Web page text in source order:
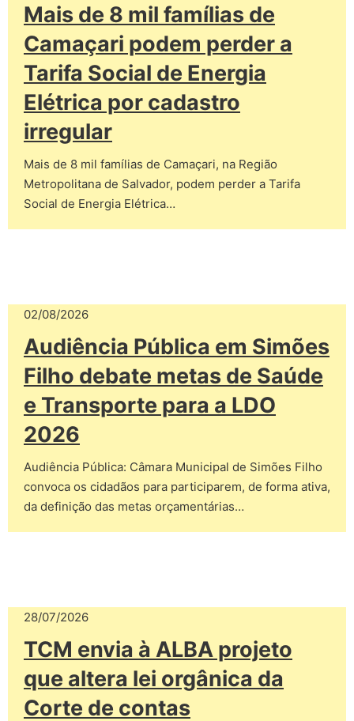
Mais de 8 mil famílias de
Camaçari podem perder a
Tarifa Social de Energia
Elétrica por cadastro
irregular
Mais de 8 mil famílias de Camaçari, na Região
Metropolitana de Salvador, podem perder a Tarifa
Social de Energia Elétrica…
02/08/2026
Audiência Pública em Simões
Filho debate metas de Saúde
e Transporte para a LDO
2026
Audiência Pública: Câmara Municipal de Simões Filho
convoca os cidadãos para participarem, de forma ativa,
da definição das metas orçamentárias…
28/07/2026
TCM envia à ALBA projeto
que altera lei orgânica da
Corte de contas